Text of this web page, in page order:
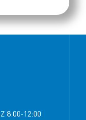
8:00-12:00